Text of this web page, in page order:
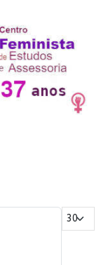
Mostrar #